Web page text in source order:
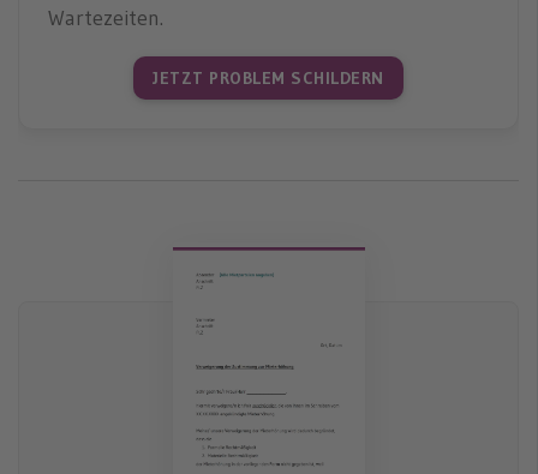
Wartezeiten.
JETZT PROBLEM SCHILDERN